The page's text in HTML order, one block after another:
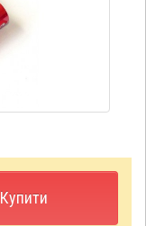
Купити